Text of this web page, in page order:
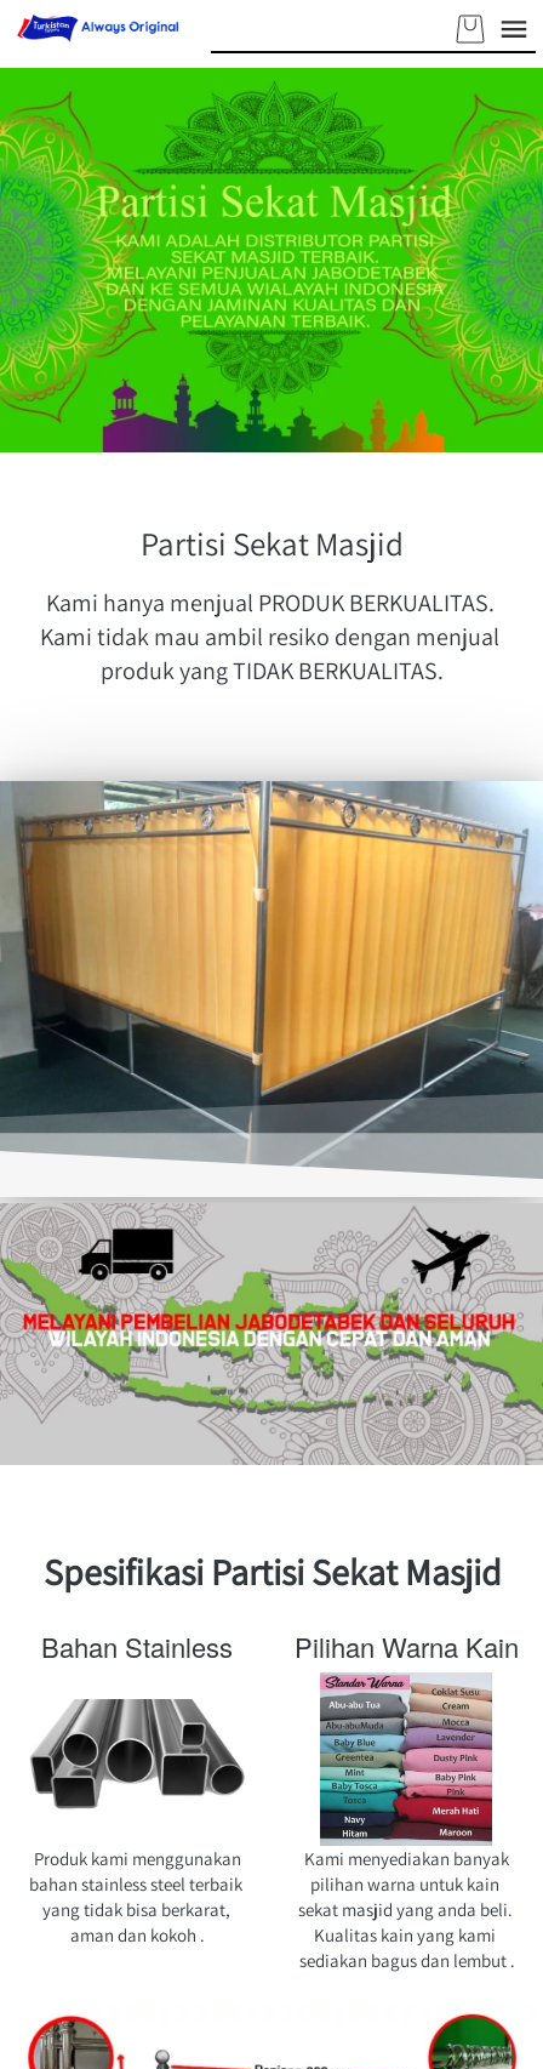
Partisi Sekat Masjid
Kami hanya menjual PRODUK BERKUALITAS.
Kami tidak mau ambil resiko dengan menjual
produk yang TIDAK BERKUALITAS.
Spesifikasi Partisi Sekat Masjid
Bahan Stainless
Produk kami menggunakan
bahan stainless steel terbaik
yang tidak bisa berkarat,
aman dan kokoh .
Pilihan Warna Kain
Kami menyediakan banyak
pilihan warna untuk kain
sekat masjid yang anda beli.
Kualitas kain yang kami
sediakan bagus dan lembut .